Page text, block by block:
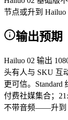
节点或升到 Hailuo
输出预期
Hailuo 02 输出
头有人与 SKU 互
更可信。Standard
付费社媒集合；
不带音频——升到